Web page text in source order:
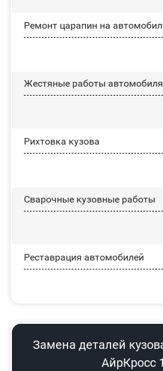
Ремонт царапин на
Жестяные работы автомобиля
Рихтовка кузова
Сварочные кузовные работы
Реставрация автомобилей
Замена деталей
АйрКросс 1